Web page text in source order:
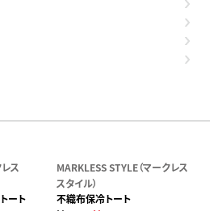
ス
ート
MARKLESS STYLE（マークレス
スタイル）
不織布保冷トート